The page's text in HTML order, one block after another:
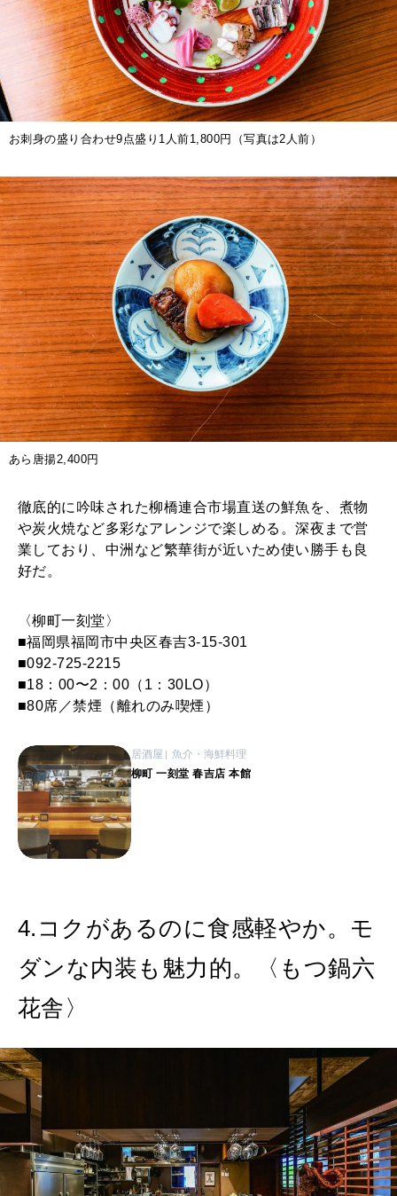
お刺身の盛り合わせ9点盛り1人前1,800円（写真は2人前）
あら唐揚2,400円
徹底的に吟味された柳橋連合市場直送の鮮魚を、煮物
や炭火焼など多彩なアレンジで楽しめる。深夜まで営
業しており、中洲など繁華街が近いため使い勝手も良
好だ。
〈柳町一刻堂〉
■福岡県福岡市中央区春吉3-15-301
■092-725-2215
■18：00〜2：00（1：30LO）
■80席／禁煙（離れのみ喫煙）
居酒屋 魚介・海鮮料理
柳町 一刻堂 春吉店 本館
4.コクがあるのに食感軽やか。モ
ダンな内装も魅力的。〈もつ鍋六
花舎〉